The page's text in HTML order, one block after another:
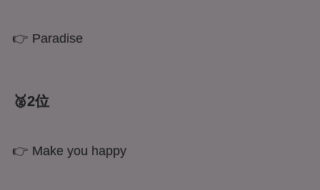
👉 Paradise
🥈2位
👉 Make you happy